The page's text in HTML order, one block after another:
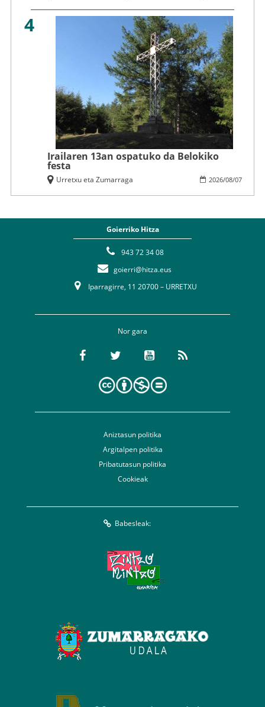
4
Irailaren 13an ospatuko da Belokiko
festa
2026/08/07
Urretxu eta Zumarraga
Goierriko Hitza
943 72 34 08
goierri@hitza.eus
Iparragirre, 11 20700 – URRETXU
Nor gara
Aniztasun politika
Argitalpen politika
Pribatutasun politika
Cookieak
Babesleak: